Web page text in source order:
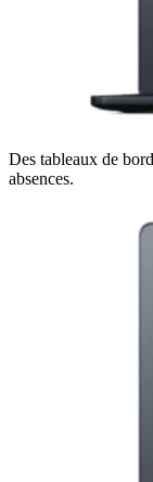
Des tableaux de
absences.